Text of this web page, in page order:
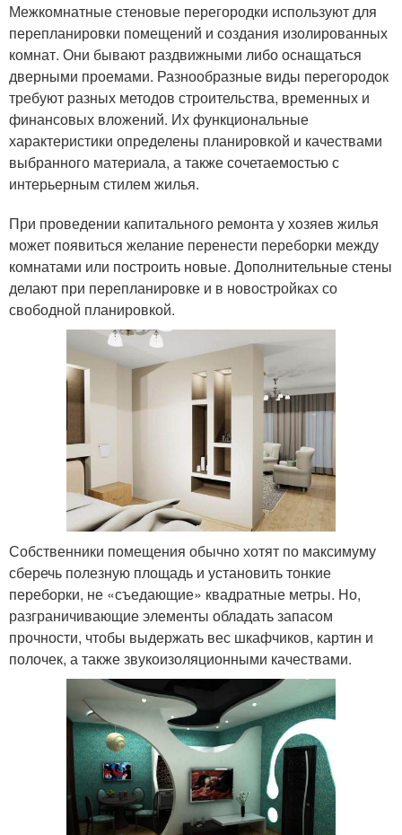
Межкомнатные стеновые перегородки используют для
перепланировки помещений и создания изолированных
комнат. Они бывают раздвижными либо оснащаться
дверными проемами. Разнообразные виды перегородок
требуют разных методов строительства, временных и
финансовых вложений. Их функциональные
характеристики определены планировкой и качествами
выбранного материала, а также сочетаемостью с
интерьерным стилем жилья.
При проведении капитального ремонта у хозяев жилья
может появиться желание перенести переборки между
комнатами или построить новые. Дополнительные стены
делают при перепланировке и в новостройках со
свободной планировкой.
Собственники помещения обычно хотят по максимуму
сберечь полезную площадь и установить тонкие
переборки, не «съедающие» квадратные метры. Но,
разграничивающие элементы обладать запасом
прочности, чтобы выдержать вес шкафчиков, картин и
полочек, а также звукоизоляционными качествами.